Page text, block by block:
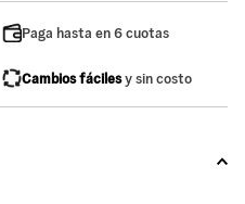
Paga hasta en 6 cuotas
Cambios fácilesy sin costo